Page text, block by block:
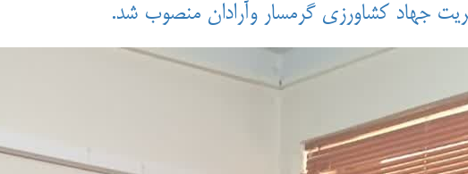
جهاد کشاورزی گرمسار وآرادان منصوب شد.